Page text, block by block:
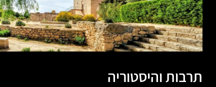
תרבות והיסטוריה